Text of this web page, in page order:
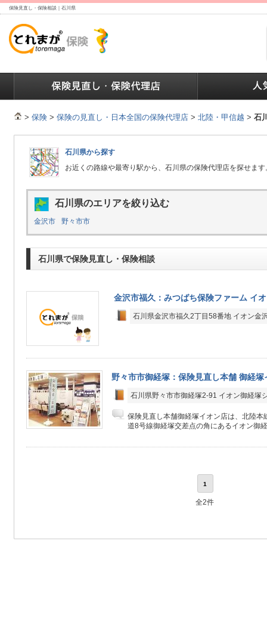
保険見直し・保険相談｜石川県
> 保険 > 保険の見直し・日本全国の保険代理店 > 北陸・甲信越 > 石
石川県から探す
お近くの路線や最寄り駅から、石川県の保険代理店を探せます
石川県のエリアを絞り込む
金沢市 野々市市
石川県で保険見直し・保険相談
金沢市福久：みつばち保険ファーム イ
石川県金沢市福久2丁目58番地 イオン金
野々市市御経塚：保険見直し本舗 御経塚
石川県野々市市御経塚2-91 イオン御経塚
保険見直し本舗御経塚イオン店は、北陸
道8号線御経塚交差点の角にあるイオン御
1
全2件